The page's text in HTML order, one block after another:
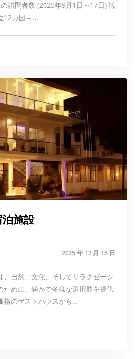
訪問者数 (2025年9月1日～17日) 観
12カ国 – …
施設
2025 年 12 月 15 日
、自然、文化、そしてリラクゼーシ
ために、静かで多様な選択肢を提供
格のゲストハウスから…